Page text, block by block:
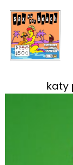
katy